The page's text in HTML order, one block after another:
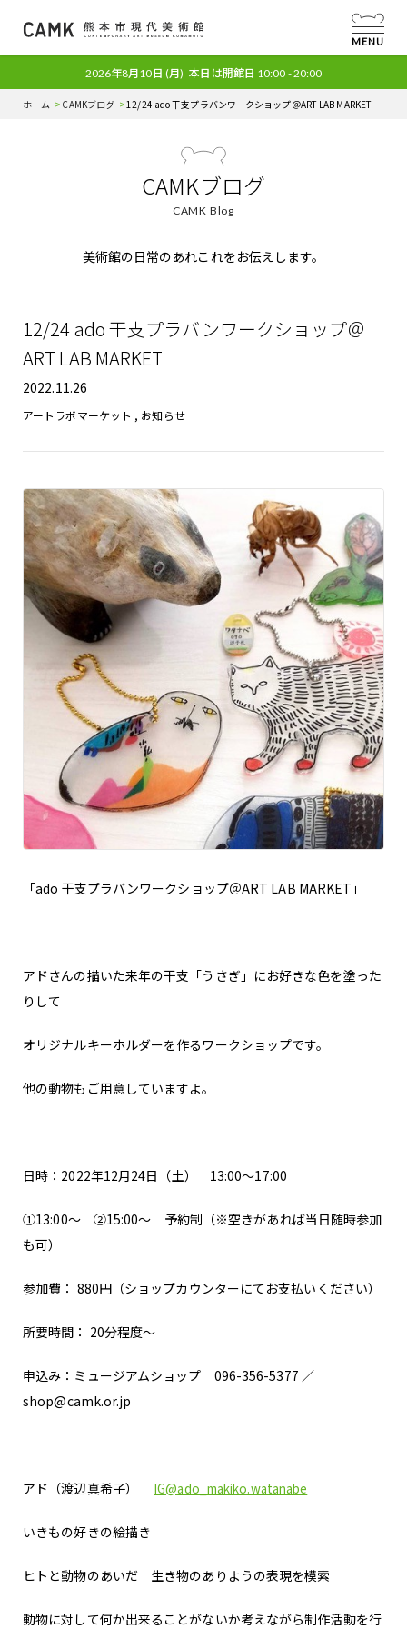
MENU
2026年8月10日 (月) 本日は開館日 10:00 - 20:00
ホーム CAMKブログ 12/24 ado 干支プラバンワークショップ＠ART LAB MARKET
CAMKブログ
CAMK Blog
美術館の日常のあれこれをお伝えします。
12/24 ado 干支プラバンワークショップ＠
ART LAB MARKET
2022.11.26
アートラボマーケット , お知らせ
「ado 干支プラバンワークショップ＠ART LAB MARKET」
アドさんの描いた来年の干支「うさぎ」にお好きな色を塗った
りして
オリジナルキーホルダーを作るワークショップです。
他の動物もご用意していますよ。
日時：2022年12月24日（土） 13:00～17:00
①13:00～ ②15:00～ 予約制（※空きがあれば当日随時参加
も可）
参加費： 880円（ショップカウンターにてお支払いください）
所要時間： 20分程度〜
申込み：ミュージアムショップ 096-356-5377 ／
shop@camk.or.jp
アド（渡辺真希子） IG@ado_makiko.watanabe
いきもの好きの絵描き
ヒトと動物のあいだ 生き物のありようの表現を模索
動物に対して何か出来ることがないか考えながら制作活動を行